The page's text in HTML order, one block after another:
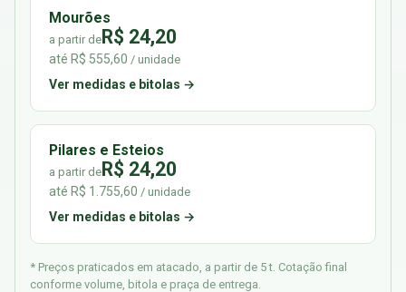
Mourões
a partir deR$ 24,20
até R$ 555,60 / unidade
Ver medidas e bitolas →
Pilares e Esteios
a partir deR$ 24,20
até R$ 1.755,60 / unidade
Ver medidas e bitolas →
* Preços praticados em atacado, a partir de 5 t. Cotação final
conforme volume, bitola e praça de entrega.